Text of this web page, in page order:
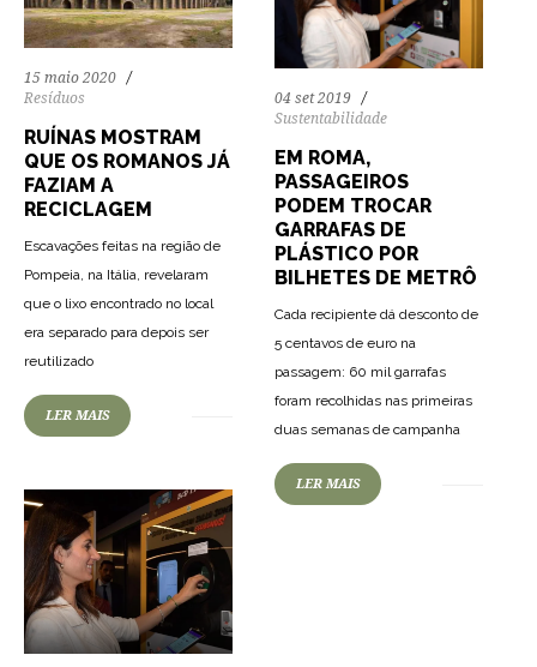
15 maio 2020
Resíduos
RUÍNAS MOSTRAM
QUE OS ROMANOS JÁ
FAZIAM A
RECICLAGEM
Escavações feitas na região de
Pompeia, na Itália, revelaram
que o lixo encontrado no local
era separado para depois ser
reutilizado
LER MAIS
04 set 2019
Sustentabilidade
EM ROMA,
PASSAGEIROS
PODEM TROCAR
GARRAFAS DE
PLÁSTICO POR
BILHETES DE METRÔ
Cada recipiente dá desconto de
5 centavos de euro na
passagem: 60 mil garrafas
foram recolhidas nas primeiras
duas semanas de campanha
LER MAIS